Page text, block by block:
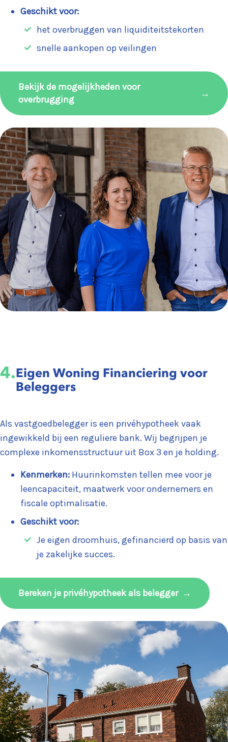
Geschikt voor:
het overbruggen van liquiditeitstekorten
snelle aankopen op veilingen
Bekijk de mogelijkheden voor
overbrugging
→
4.Eigen Woning Financiering voor
Beleggers
Als vastgoedbelegger is een privéhypotheek vaak
ingewikkeld bij een reguliere bank. Wij begrijpen je
complexe inkomensstructuur uit Box 3 en je holding.
Kenmerken: Huurinkomsten tellen mee voor je
leencapaciteit, maatwerk voor ondernemers en
fiscale optimalisatie.
Geschikt voor:
Je eigen droomhuis, gefinancierd op basis van
je zakelijke succes.
Bereken je privéhypotheek als belegger →